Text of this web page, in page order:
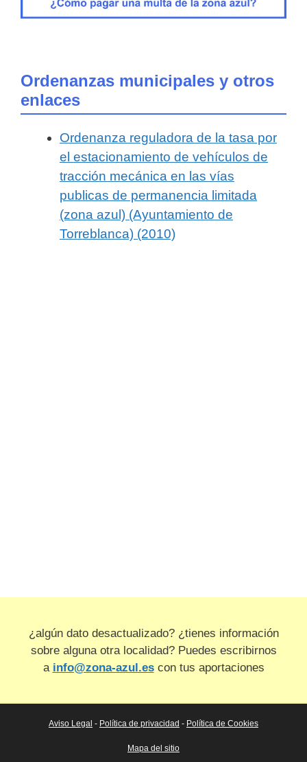
Ordenanzas municipales y otros
enlaces
Ordenanza reguladora de la tasa por
el estacionamiento de vehículos de
tracción mecánica en las vías
publicas de permanencia limitada
(zona azul) (Ayuntamiento de
Torreblanca) (2010)
¿algún dato desactualizado? ¿tienes información
sobre alguna otra localidad? Puedes escribirnos
a info@zona-azul.escon tus aportaciones
Aviso Legal - Política de privacidad - Política de Cookies
Mapa del sitio